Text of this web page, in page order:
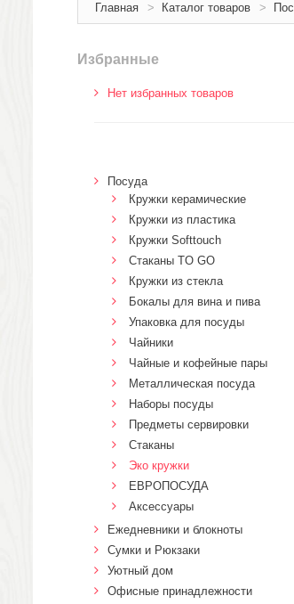
Главная > Каталог товаров >
Избранные
Нет избранных товаров
Посуда
Кружки керамические
Кружки из пластика
Кружки Softtouch
Стаканы TO GO
Кружки из стекла
Бокалы для вина и пива
Упаковка для посуды
Чайники
Чайные и кофейные пары
Металлическая посуда
Наборы посуды
Предметы сервировки
Стаканы
Эко кружки
ЕВРОПОСУДА
Аксессуары
Ежедневники и блокноты
Сумки и Рюкзаки
Уютный дом
Офисные принадлежности